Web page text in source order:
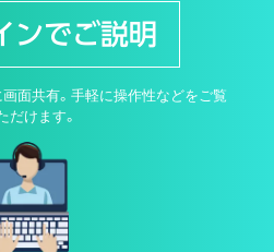
ンでご説明
面共有。手軽に操作性などをご覧
だけます。